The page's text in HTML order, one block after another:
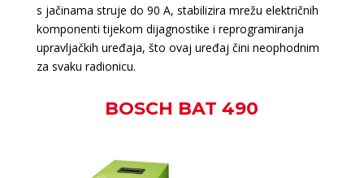
s jačinama struje do 90 A, stabilizira mrežu električnih
komponenti tijekom dijagnostike i reprogramiranja
upravljačkih uređaja, što ovaj uređaj čini neophodnim
za svaku radionicu.
BOSCH BAT 490